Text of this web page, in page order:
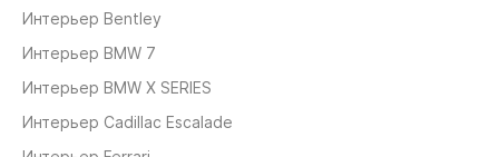
Интерьер Bentley
Интерьер BMW 7
Интерьер BMW X SERIES
Интерьер Cadillac Escalade